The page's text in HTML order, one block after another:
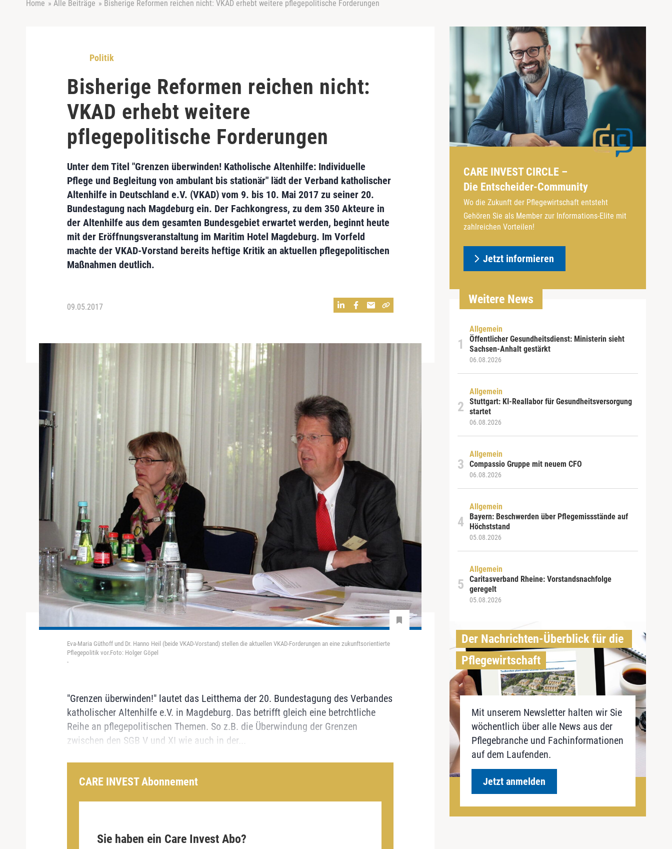
Home » Alle Beiträge » Bisherige Reformen reichen nicht: VKAD erhebt weitere pflegepolitische Forderungen
Politik
Bisherige Reformen reichen nicht:
VKAD erhebt weitere
pflegepolitische Forderungen
Unter dem Titel "Grenzen überwinden!Katholische Altenhilfe: Individuelle
Pflege und Begleitung von ambulant bis stationär" lädt der Verband katholischer
Altenhilfe in Deutschland e.V. (VKAD)vom 9. bis 10. Mai 2017 zu seiner 20.
Bundestagung nach Magdeburg ein. Der Fachkongress, zu dem 350 Akteure in
der Altenhilfe aus dem gesamten Bundesgebiet erwartet werden, beginnt heute
mit der Eröffnungsveranstaltung im Maritim Hotel Magdeburg. Im Vorfeld
machte der VKAD-Vorstand bereitsheftige Kritik an aktuellen pflegepolitischen
Maßnahmen deutlich.
09.05.2017
Eva-Maria Güthoff und Dr. Hanno Heil (beide VKAD-Vorstand) stellen die aktuellen VKAD-Forderungen an eine zukunftsorientierte
Pflegepolitik vor.Foto: Holger Göpel
-
"Grenzen überwinden!" lautet das Leitthema der 20. Bundestagung des Verbandes
katholischer Altenhilfe e.V. in Magdeburg. Das betrifft gleich eine betrchtliche
Reihe an pflegepolitischen Themen. So z.B. die Überwindung der Grenzen
zwischen den SGB V und XI wie auch in der...
CARE INVEST Abonnement
Sie haben ein Care Invest Abo?
CARE INVEST CIRCLE –
Die Entscheider-Community
Wo die Zukunft der Pflegewirtschaft entsteht
Gehören Sie als Member zur Informations-Elite mit
zahlreichen Vorteilen!
Jetzt informieren
Weitere News
Allgemein
Öffentlicher Gesundheitsdienst: Ministerin sieht
Sachsen-Anhalt gestärkt
06.08.2026
Allgemein
Stuttgart: KI-Reallabor für Gesundheitsversorgung
startet
06.08.2026
Allgemein
Compassio Gruppe mit neuem CFO
06.08.2026
Allgemein
Bayern: Beschwerden über Pflegemissstände auf
Höchststand
05.08.2026
Allgemein
Caritasverband Rheine: Vorstandsnachfolge
geregelt
05.08.2026
Der Nachrichten-Überblick für die
Pflegewirtschaft
Mit unserem Newsletter halten wir Sie
wöchentlich über alle News aus der
Pflegebranche und Fachinformationen
auf dem Laufenden.
Jetzt anmelden